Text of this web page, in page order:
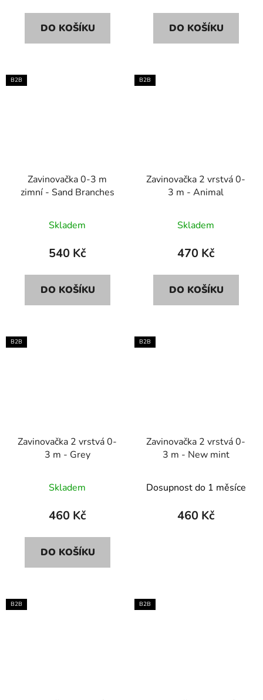
DO KOŠÍKU DO KOŠÍKU
B2B
Zavinovačka 0-3 m
zimní - Sand Branches
Skladem
540 Kč
DO KOŠÍKU
B2B
Zavinovačka 2 vrstvá 0-
3 m - Animal
Skladem
470 Kč
DO KOŠÍKU
B2B
Zavinovačka 2 vrstvá 0-
3 m - Grey
Skladem
460 Kč
DO KOŠÍKU
B2B
Zavinovačka 2 vrstvá 0-
3 m - New mint
Dosupnost do 1 měsíce
460 Kč
B2B B2B